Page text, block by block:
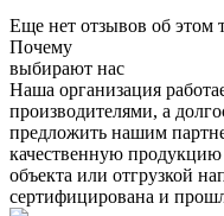
Еще нет отзывов об этом
Почему
выбирают нас
Наша организация
производителями, а
предложить нашим
качественную
объекта или отгрузкой
сертифицирована и